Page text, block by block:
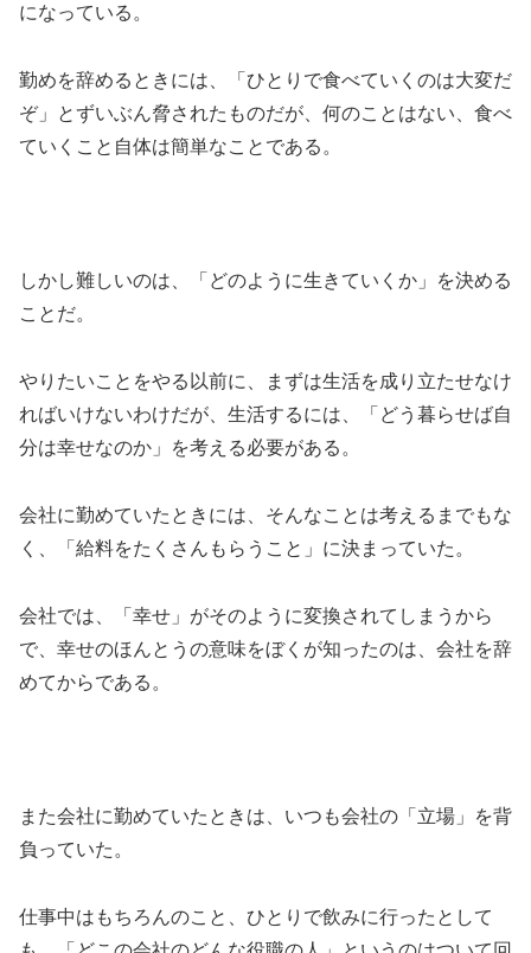
になっている。
勤めを辞めるときには、「ひとりで食べていくのは大変だ
ぞ」とずいぶん脅されたものだが、何のことはない、食べ
ていくこと自体は簡単なことである。
しかし難しいのは、「どのように生きていくか」を決める
ことだ。
やりたいことをやる以前に、まずは生活を成り立たせなけ
ればいけないわけだが、生活するには、「どう暮らせば自
分は幸せなのか」を考える必要がある。
会社に勤めていたときには、そんなことは考えるまでもな
く、「給料をたくさんもらうこと」に決まっていた。
会社では、「幸せ」がそのように変換されてしまうから
で、幸せのほんとうの意味をぼくが知ったのは、会社を辞
めてからである。
また会社に勤めていたときは、いつも会社の「立場」を背
負っていた。
仕事中はもちろんのこと、ひとりで飲みに行ったとして